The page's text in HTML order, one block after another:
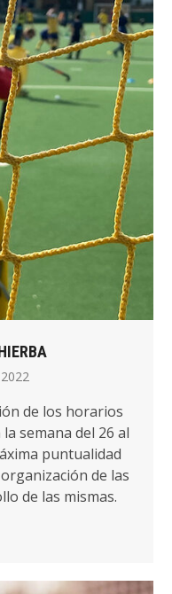
de los horarios
semana del 26 al
puntualidad
de las
de las mismas.